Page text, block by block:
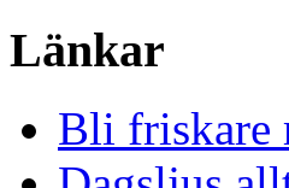
Länkar
Bli friskare